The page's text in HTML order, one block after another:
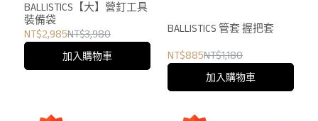
BALLISTICS【大】營釘工具
裝備袋
NT$2,985NT$3,980
加入購物車
BALLISTICS 管套 握把套
NT$885NT$1,180
加入購物車